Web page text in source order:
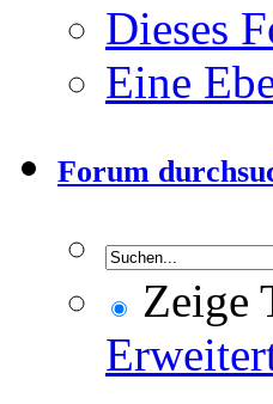
Dieses
Eine
Forum
Zeige